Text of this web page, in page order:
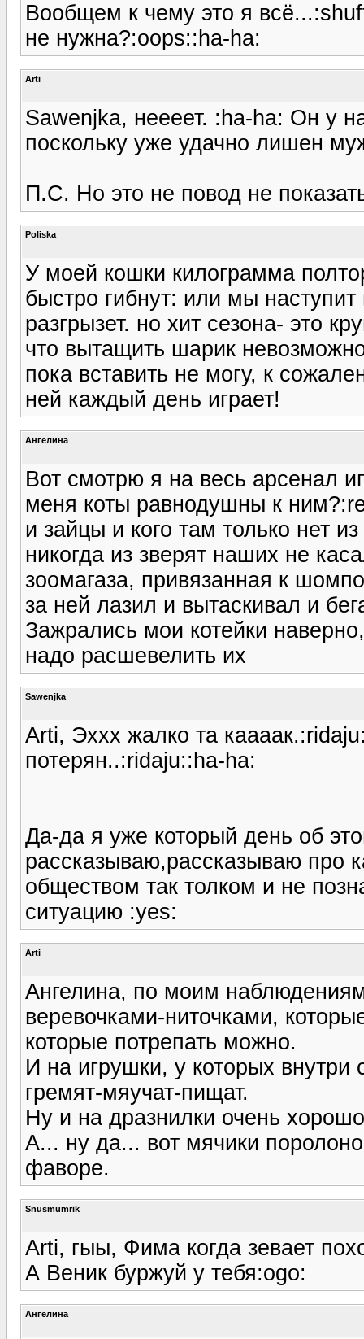
Вообщем к чему это я
не нужна?:oops::ha-ha:
Arti
Sawenjka, неееет. :ha-ha: Он у
поскольку уже удачно лишен
П.С. Но это не повод не
Poliska
У моей кошки килограмма
быстро гибнут: или мы
разгрызет. но хит сезона- это
что вытащить шарик
пока вставить не могу, к
ней каждый день играет!
Ангелина
Вот смотрю я на весь арсенал
меня коты равнодушны к
и зайцы и кого там только нет
никогда из зверят наших не
зоомагаза, привязанная к
за ней лазил и вытаскивал и
Зажрались мои котейки
надо расшевелить их
Sawenjka
Arti, Эххх жалко та
потерян..:ridaju::ha-ha:
Да-да я уже который день об
рассказываю,рассказываю про
обществом так толком и не
ситуацию :yes:
Arti
Ангелина, по моим
веревочками-ниточками,
которые потрепать можно.
И на игрушки, у которых внутри
гремят-мяучат-пищат.
Ну и на дразнилки очень
А... ну да... вот мячики
фаворе.
Snusmumrik
Arti, гыы, Фима когда зевает
А Веник буржуй у тебя:ogo:
Ангелина